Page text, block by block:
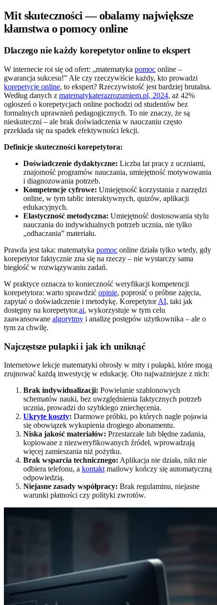
Mit skuteczności — obalamy największe
kłamstwa o pomocy online
Dlaczego nie każdy korepetytor online to ekspert
W internecie roi się od ofert: „matematyka pomoc online –
gwarancja sukcesu!” Ale czy rzeczywiście każdy, kto prowadzi
korepetycje online, to ekspert? Rzeczywistość jest bardziej brutalna.
Według danych z matematykaterazrozumiem.pl, 2024, aż 42%
ogłoszeń o korepetycjach online pochodzi od studentów bez
formalnych uprawnień pedagogicznych. To nie znaczy, że są
nieskuteczni – ale brak doświadczenia w nauczaniu często
przekłada się na spadek efektywności lekcji.
Definicje skuteczności korepetytora:
Doświadczenie dydaktyczne: Liczba lat pracy z uczniami,
znajomość programów nauczania, umiejętność motywowania
i diagnozowania potrzeb.
Kompetencje cyfrowe: Umiejętność korzystania z narzędzi
online, w tym tablic interaktywnych, quizów, aplikacji
edukacyjnych.
Elastyczność metodyczna: Umiejętność dostosowania stylu
nauczania do indywidualnych potrzeb ucznia, nie tylko
„odhaczania” materiału.
Prawda jest taka: matematyka pomoc online działa tylko wtedy, gdy
korepetytor faktycznie zna się na rzeczy – nie wystarczy sama
biegłość w rozwiązywaniu zadań.
W praktyce oznacza to konieczność weryfikacji kompetencji
korepetytora: warto sprawdzić opinie, poprosić o próbne zajęcia,
zapytać o doświadczenie i metodykę. KorepetytorAI, taki jak
dostępny na korepetytor.ai, wykorzystuje w tym celu
zaawansowane algorytmy i analizę postępów użytkownika – ale o
tym za chwilę.
Najczęstsze pułapki i jak ich uniknąć
Internetowe lekcje matematyki obrosły w mity i pułapki, które mogą
zrujnować każdą inwestycję w edukację. Oto najważniejsze z nich:
Brak indywidualizacji: Powielanie szablonowych
schematów nauki, bez uwzględnienia faktycznych potrzeb
ucznia, prowadzi do szybkiego zniechęcenia.
Ukryte koszty: Darmowe próbki, po których nagle pojawia
się obowiązek wykupienia drogiego abonamentu.
Niska jakość materiałów: Przestarzałe lub błędne zadania,
kopiowane z niezweryfikowanych źródeł, wprowadzają
więcej zamieszania niż pożytku.
Brak wsparcia technicznego: Aplikacja nie działa, nikt nie
odbiera telefonu, a kontakt mailowy kończy się automatyczną
odpowiedzią.
Niejasne zasady współpracy: Brak regulaminu, niejasne
warunki płatności czy polityki zwrotów.